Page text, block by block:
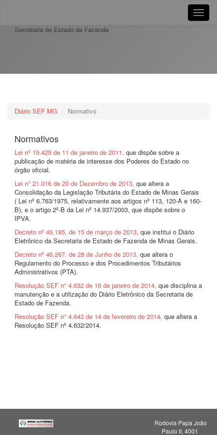
Toggle
Secretaria de Estado da Fazenda
Diário SEF MG Normativo
Normativos
Lei nº 19.429 de 11 de janeiro de 2011, que dispõe sobre a
publicação de matéria de interesse dos Poderes do Estado no
órgão oficial.
Lei n° 21.016 de 20 de Dezembro de 2013, que altera a
Consolidação da Legislação Tributária do Estado de Minas Gerais
( Lei nº 6.763/1975, relativamente aos artigos nº 113, 120-A e 160-
B), e o artigo 2º-B da Lei nº 14.937/2003, que dispõe sobre o
IPVA.
Decreto nº 46.185, de 15 de março de 2013, que institui o Diário
Eletrônico da Secretaria de Estado de Fazenda de Minas Gerais.
Decreto nº 46.267, de 28 de Junho de 2013, que altera o
Regulamento do Processo e dos Procedimentos Tributários
Administrativos (PTA).
Resolução SEF n° 4.632 de 16 de janeiro de 2014, que disciplina a
manutenção e a utilização do Diário Eletrônico da Secretaria de
Estado de Fazenda.
Resolução SEF n° 4.643 de 14 de fevereiro de 2014, que altera a
Resolução SEF nº 4.632/2014.
Rodovia Papa João
Paulo II, 4001